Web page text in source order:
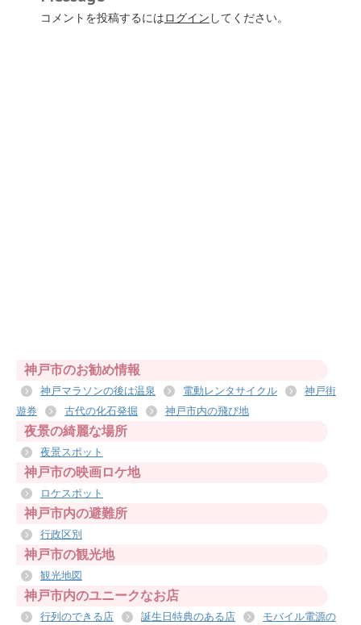
コメントを投稿するにはログイン してください。
神戸市のお勧め情報
神戸マラソンの後は温泉 電動レンタサイクル
神戸街
遊券
古代の化石発掘 神戸市内の飛び地
夜景の綺麗な場所
夜景スポット
神戸市の映画ロケ地
ロケスポット
神戸市内の避難所
行政区別
神戸市の観光地
観光地図
神戸市内のユニークなお店
行列のできる店 誕生日特典のある店
モバイル電源の